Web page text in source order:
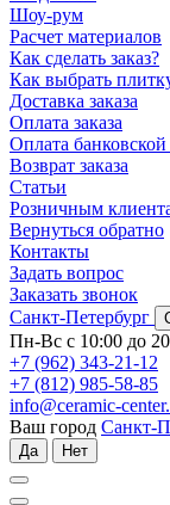
Шоу-рум
Расчет материалов
Как сделать заказ?
Как выбрать
Доставка заказа
Оплата заказа
Оплата
Возврат заказа
Статьи
Розничным
Вернуться обратно
Контакты
Задать вопрос
Заказать звонок
Санкт-Петербург
Пн-Вс с 10:00 до
+7 (962) 343-21-12
+7 (812) 985-58-85
info@ceramic-
Ваш город Санкт-
Да Нет